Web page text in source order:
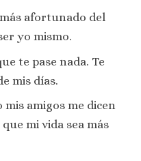
afortunado del
yo mismo.
te pase nada. Te
mis días.
amigos me dicen
mi vida sea más